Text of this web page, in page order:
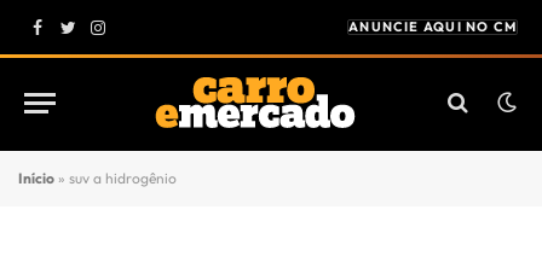
Facebook
Twitter
Instagram
ANUNCIE AQUI NO CM
Início » suv a hidrogênio